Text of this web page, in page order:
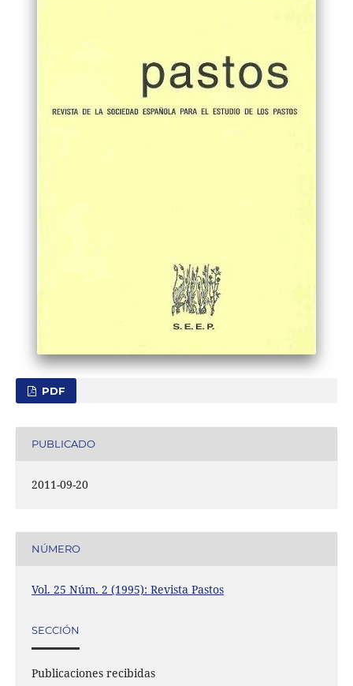
PDF
PUBLICADO
2011-09-20
NÚMERO
Vol. 25 Núm. 2 (1995): Revista Pastos
SECCIÓN
Publicaciones recibidas